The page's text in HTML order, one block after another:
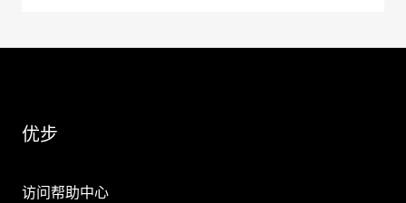
优步
访问帮助中心